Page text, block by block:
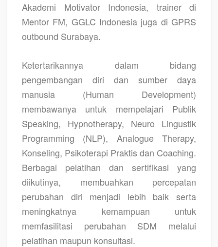
Akademi Motivator Indonesia, trainer di
Mentor FM, GGLC Indonesia juga di GPRS
outbound Surabaya.
Ketertarikannya dalam bidang
pengembangan diri dan sumber daya
manusia (Human Development)
membawanya untuk mempelajari Publik
Speaking, Hypnotherapy, Neuro Lingustik
Programming (NLP), Analogue Therapy,
Konseling, Psikoterapi Praktis dan Coaching.
Berbagai pelatihan dan sertifikasi yang
diikutinya, membuahkan percepatan
perubahan diri menjadi lebih baik serta
meningkatnya kemampuan untuk
memfasilitasi perubahan SDM melalui
pelatihan maupun konsultasi.